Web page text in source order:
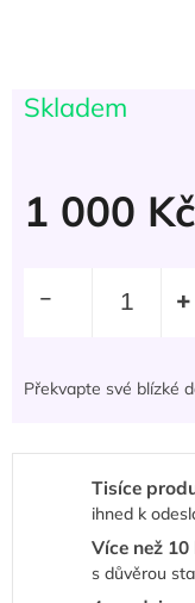
Skladem
1 000 Kč
Překvapte své blízké
Tisíce
ihned k
Více než
s důvěrou